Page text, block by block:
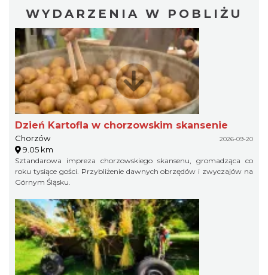
WYDARZENIA W POBLIŻU
Dzień Kartofla w chorzowskim skansenie
Chorzów 2026-09-20
9.05 km
Sztandarowa impreza chorzowskiego skansenu, gromadząca co
roku tysiące gości. Przybliżenie dawnych obrzędów i zwyczajów na
Górnym Śląsku.